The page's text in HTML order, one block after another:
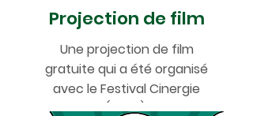
Projection de film
Une projection de film
gratuite qui a été organisé
avec le Festival Cinergie
(2024).